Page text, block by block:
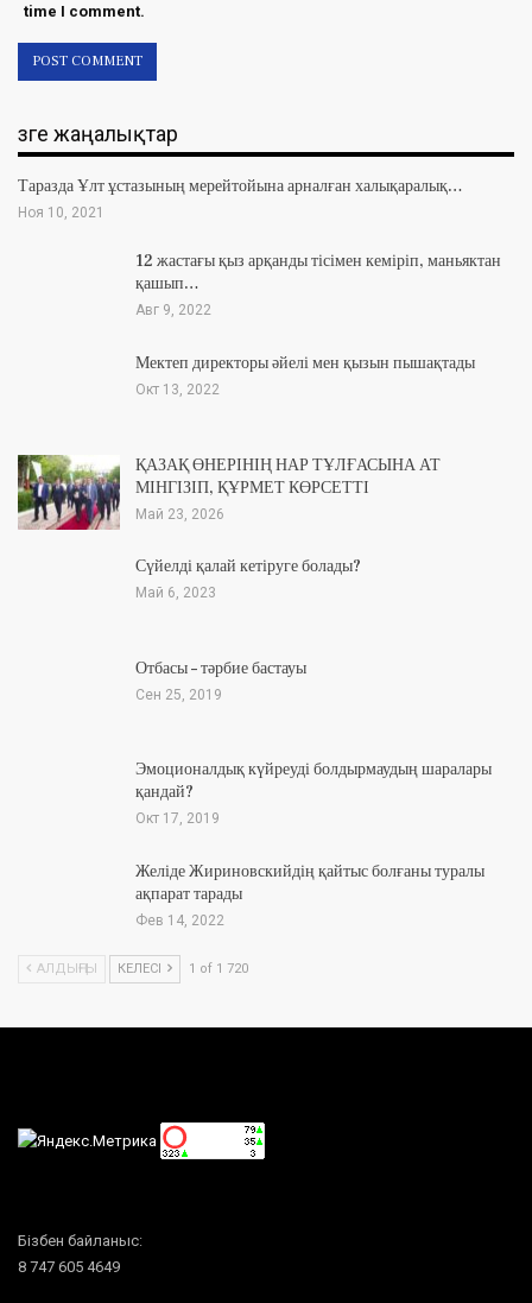
time I comment.
Өзге жаңалықтар
Таразда Ұлт ұстазының мерейтойына арналған халықаралық…
Ноя 10, 2021
12 жастағы қыз арқанды тісімен кеміріп, маньяктан
қашып…
Авг 9, 2022
Мектеп директоры әйелі мен қызын пышақтады
Окт 13, 2022
ҚАЗАҚ ӨНЕРІНІҢ НАР ТҰЛҒАСЫНА АТ
МІНГІЗІП, ҚҰРМЕТ КӨРСЕТТІ
Май 23, 2026
Сүйелді қалай кетіруге болады?
Май 6, 2023
Отбасы – тәрбие бастауы
Сен 25, 2019
Эмоционалдық күйреуді болдырмаудың шаралары
қандай?
Окт 17, 2019
Желіде Жириновскийдің қайтыс болғаны туралы
ақпарат тарады
Фев 14, 2022
АЛДЫҢҒЫ КЕЛЕСІ 1 of 1 720
Бізбен байланыс:
8 747 605 4649